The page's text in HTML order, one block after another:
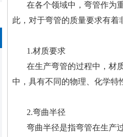
在各个领域中，弯管作为
此，对于弯管的质量要求有着
1.材质要求
在生产弯管的过程中，材
中，具有不同的物理、化学特
2.弯曲半径
弯曲半径是指弯管在生产